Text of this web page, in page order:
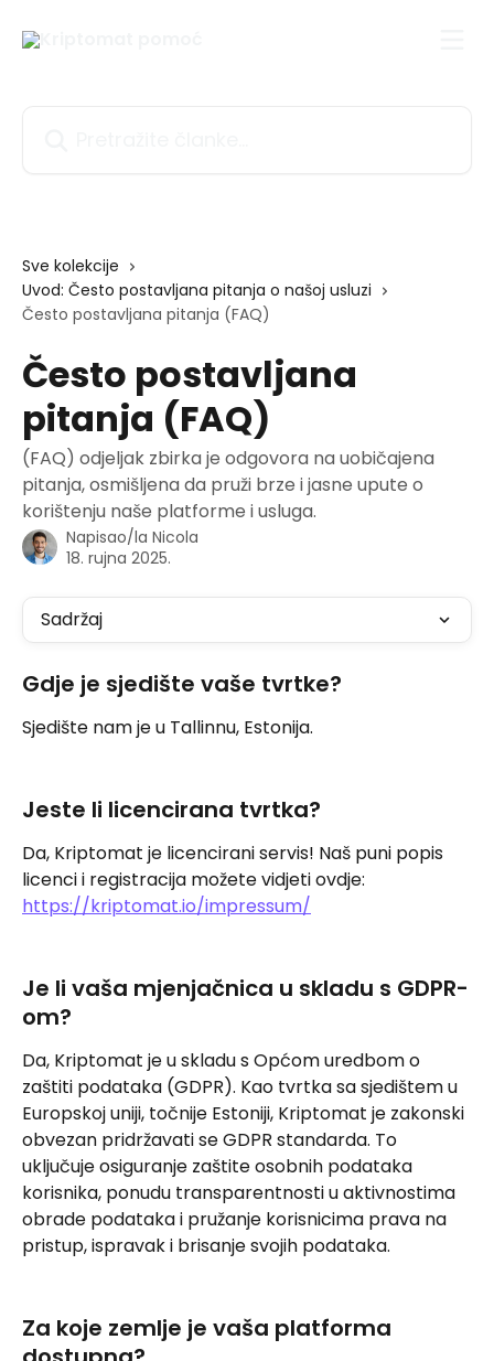
Sve kolekcije
Uvod: Često postavljana pitanja o našoj usluzi
Često postavljana pitanja (FAQ)
Često postavljana
pitanja (FAQ)
(FAQ) odjeljak zbirka je odgovora na uobičajena
pitanja, osmišljena da pruži brze i jasne upute o
korištenju naše platforme i usluga.
Napisao/la Nicola
18. rujna 2025.
Sadržaj
Gdje je sjedište vaše tvrtke?
Sjedište nam je u Tallinnu, Estonija.
Jeste li licencirana tvrtka?
Da, Kriptomat je licencirani servis! Naš puni popis
licenci i registracija možete vidjeti ovdje:
https://kriptomat.io/impressum/
Je li vaša mjenjačnica u skladu s GDPR-
om?
Da, Kriptomat je u skladu s Općom uredbom o
zaštiti podataka (GDPR). Kao tvrtka sa sjedištem u
Europskoj uniji, točnije Estoniji, Kriptomat je zakonski
obvezan pridržavati se GDPR standarda. To
uključuje osiguranje zaštite osobnih podataka
korisnika, ponudu transparentnosti u aktivnostima
obrade podataka i pružanje korisnicima prava na
pristup, ispravak i brisanje svojih podataka.
Za koje zemlje je vaša platforma